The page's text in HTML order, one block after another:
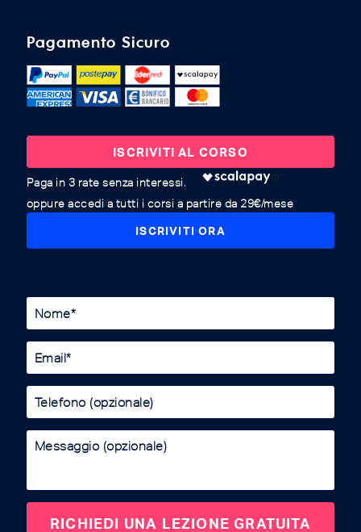
Pagamento Sicuro
ISCRIVITI AL CORSO
oppure accedi a tutti i corsi a partire da 29€/mese
ISCRIVITI ORA